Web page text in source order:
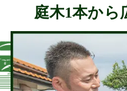
庭木1本から